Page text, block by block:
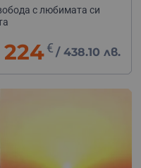
с любимата си
224€ /438.10 лв.